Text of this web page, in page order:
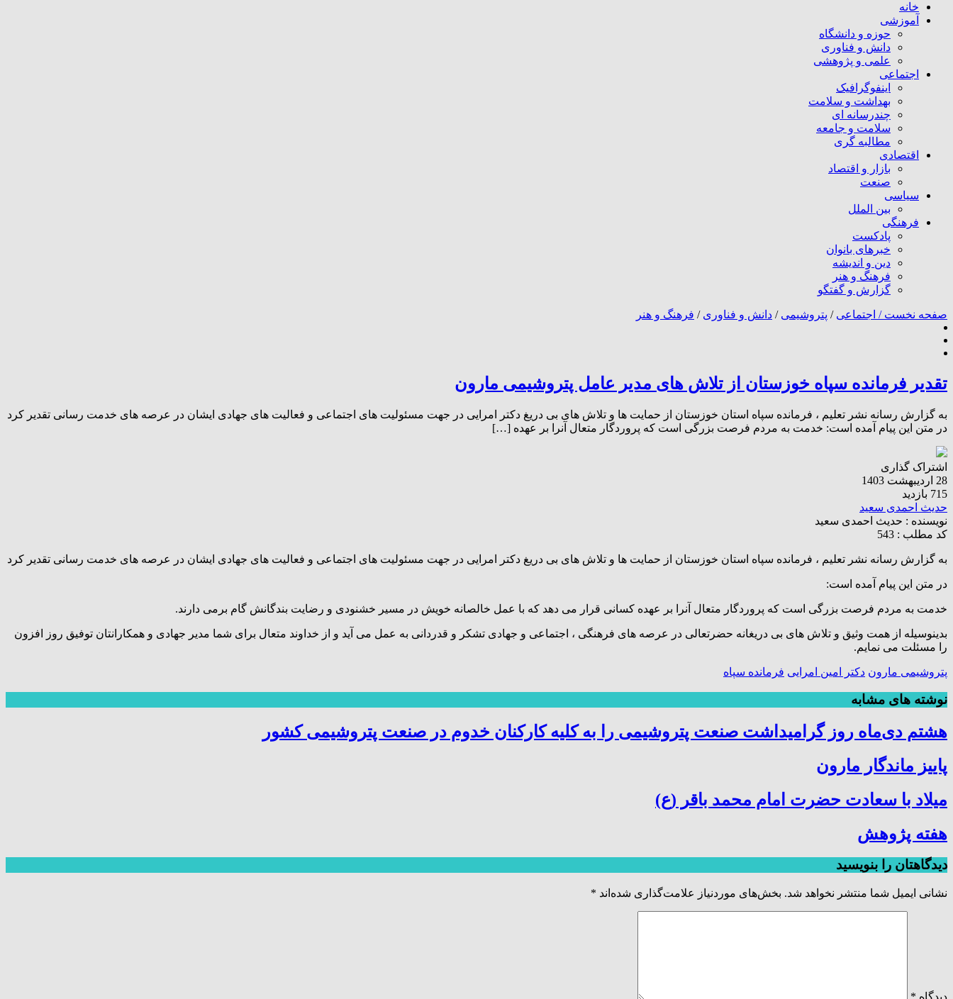
خانه
آموزشی
حوزه و دانشگاه
دانش و فناوری
علمی و پژوهشی
اجتماعی
اینفوگرافیک
بهداشت و سلامت
چندرسانه ای
سلامت و جامعه
مطالبه گری
اقتصادی
بازار و اقتصاد
صنعت
سیاسی
بین الملل
فرهنگی
پادکست
خبرهای بانوان
دین و اندیشه
فرهنگ و هنر
گزارش و گفتگو
صفحه نخست / اجتماعی / پتروشیمی / دانش و فناوری / فرهنگ و هنر
تقدیر فرمانده سپاه خوزستان از تلاش های مدیر عامل پتروشیمی مارون
به گزارش رسانه نشر تعلیم ، فرمانده سپاه استان خوزستان از حمایت ها و تلاش های بی دریغ دکتر امرایی در جهت مسئولیت های اجتماعی و فعالیت های جهادی ایشان در عرصه های خدمت رسانی تقدیر کرد
در متن این پیام آمده است: خدمت به مردم فرصت بزرگی است که پروردگار متعال آنرا بر عهده […]
اشتراک گذاری
28 اردیبهشت 1403
715 بازدید
حدیث احمدی سعید
نویسنده : حدیث احمدی سعید
کد مطلب : 543
به گزارش رسانه نشر تعلیم ، فرمانده سپاه استان خوزستان از حمایت ها و تلاش های بی دریغ دکتر امرایی در جهت مسئولیت های اجتماعی و فعالیت های جهادی ایشان در عرصه های خدمت رسانی تقدیر کرد
در متن این پیام آمده است:
خدمت به مردم فرصت بزرگی است که پروردگار متعال آنرا بر عهده کسانی قرار می دهد که با عمل خالصانه خویش در مسیر خشنودی و رضایت بندگانش گام برمی دارند.
بدینوسیله از همت وثیق و تلاش های بی دریغانه حضرتعالی در عرصه های فرهنگی ، اجتماعی و جهادی تشکر و قدردانی به عمل می آید و از خداوند متعال برای شما مدیر جهادی و همکارانتان توفیق روز افزون
را مسئلت می نمایم.
پتروشیمی مارون دکتر امین امرایی فرمانده سپاه
نوشته های مشابه
هشتم دی‌ماه روز گرامیداشت صنعت پتروشیمی را به کلیه کارکنان خدوم در صنعت پتروشیمی کشور
پاییز ماندگار مارون
میلاد با سعادت حضرت امام محمد باقر (ع)
هفته پژوهش
دیدگاهتان را بنویسید
نشانی ایمیل شما منتشر نخواهد شد. بخش‌های موردنیاز علامت‌گذاری شده‌اند *